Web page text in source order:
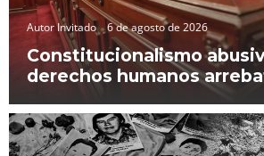
Autor Invitado 6 de agosto de 2026
Constitucionalismo
derechos humanos